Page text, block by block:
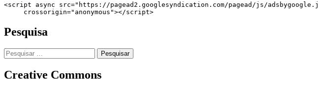
<script async src="https://pagead2.googlesyndication.com/pagead/js/
     crossorigin="anonymous"></script>
Pesquisa
Pesquisar
por:
Creative Commons